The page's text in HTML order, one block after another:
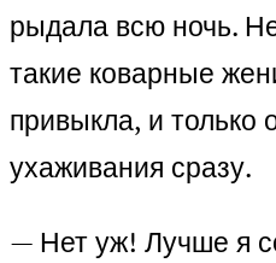
рыдала всю ночь.
такие коварные
привыкла, и только
ухаживания сразу.
— Нет уж! Лучше я